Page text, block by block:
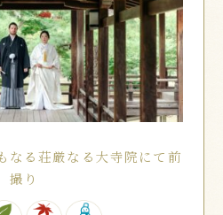
なる荘厳なる大寺院にて前
撮り